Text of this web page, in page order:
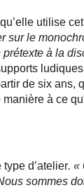
utilise
le
prétexte à la
de six ans,
à ce
d’atelier. «
sommes